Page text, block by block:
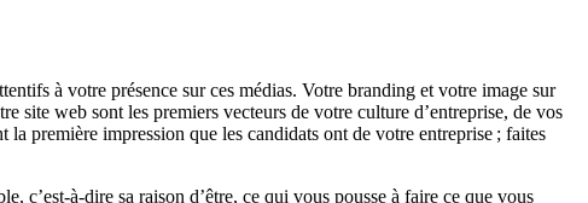
à votre présence sur ces médias. Votre branding etvotre image sur
site web sont les premiers vecteurs de votre culture d’entreprise, de vos
première impression que les candidats ont de votre entreprise ; faites
, c’est-à-dire sa raison d’être, ce qui vous pousse à faire ce que vous